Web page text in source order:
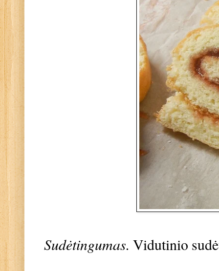
Sudėtingumas. Vidutinio